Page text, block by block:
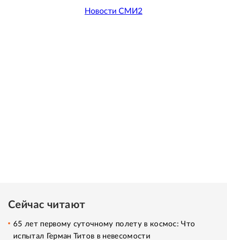
Новости СМИ2
Сейчас читают
65 лет первому суточному полету в космос: Что
испытал Герман Титов в невесомости